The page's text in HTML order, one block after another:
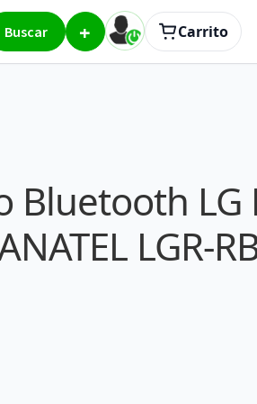
Buscar + Carrito
Bluetooth LG
LGR-